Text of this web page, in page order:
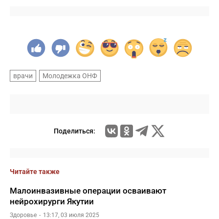
врачи Молодежка ОНФ
Поделиться:
Читайте также
Малоинвазивные операции осваивают
нейрохирурги Якутии
Здоровье 13:17, 03 июля 2025